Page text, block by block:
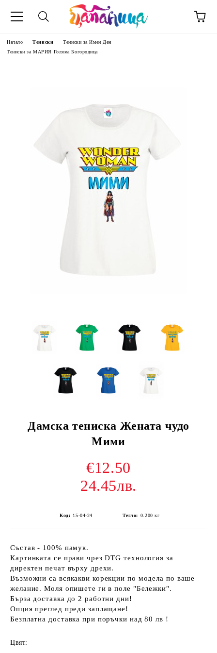
Начало Тениски
Тениски за Имен Ден
Тениски за МАРИЯ Голяма Богородица
Дамска тениска Жената чудо
Мими
€12.50
24.45лв.
Код: 15-04-24 Тегло: 0.200 кг
Състав - 100% памук.
Картинката се прави чрез DTG технология за
директен печат върху дрехи.
Възможни са всякакви корекции по модела по ваше
желание. Моля опишете ги в поле "Бележки".
Бърза доставка до 2 работни дни!
Опция преглед преди заплащане!
Безплатна доставка при поръчки над 80 лв !
Цвят: